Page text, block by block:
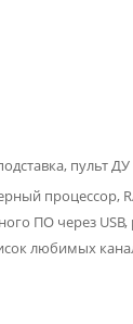
пульт ДУ
процессор,
ПО через
любимых